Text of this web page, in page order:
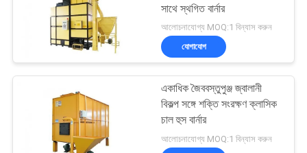
সিসিডি রঙ সোর্টার
সাথে স্থগিত বার্নার
আলোচনাযোগ্য MOQ:1 বিন্যাস করুন
যোগাযোগ
একাধিক জৈববস্তুপুঞ্জ জ্বালানী
বিকল্প সঙ্গে শক্তি সংরক্ষণ ক্লাসিক
চাল হুস বার্নার
আলোচনাযোগ্য MOQ:1 বিন্যাস করুন